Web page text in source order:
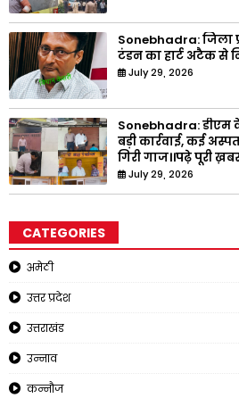
Sonebhadra: जिला
टंडन का हार्ट अटैक से
July 29, 2026
Sonebhadra: डीएम
बड़ी कार्रवाई, कई
गिरी गाज।।पढ़े पूरी
July 29, 2026
CATEGORIES
अमेठी
उत्तर प्रदेश
उत्तराखंड
उन्नाव
कन्नौज